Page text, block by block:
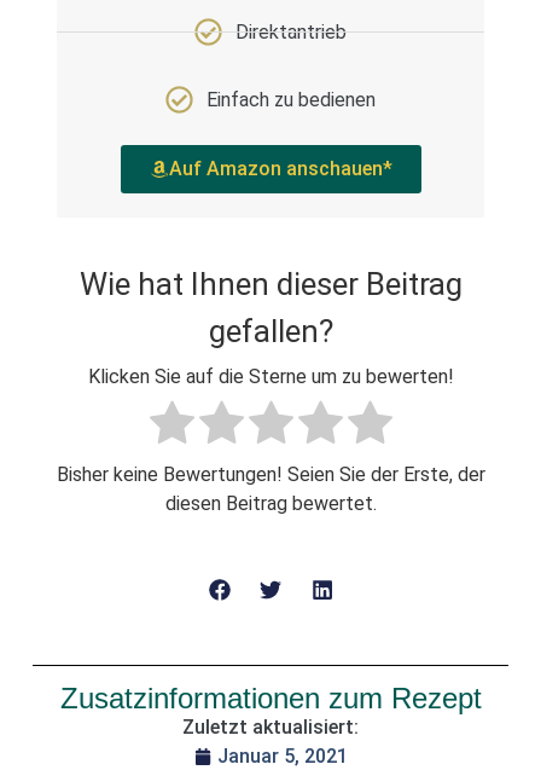
Direktantrieb
Einfach zu bedienen
Auf Amazon anschauen*
Wie hat Ihnen dieser Beitrag
gefallen?
Klicken Sie auf die Sterne um zu bewerten!
Bisher keine Bewertungen! Seien Sie der Erste, der
diesen Beitrag bewertet.
Zusatzinformationen zum Rezept
Zuletzt aktualisiert:
Januar 5, 2021